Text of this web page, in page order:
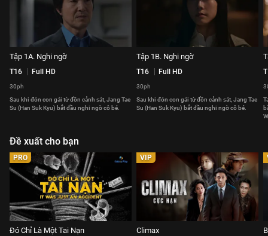
Tập 1A. Nghi ngờ
T16 Full HD
30ph
Sau khi đón con gái từ đồn cảnh sát, Jang Tae
Su (Han Suk Kyu) bắt đầu nghi ngờ cô bé.
Tập 1B. Nghi ngờ
T16 Full HD
30ph
Sau khi đón con gái từ đồn cảnh sát, Jang Tae
Su (Han Suk Kyu) bắt đầu nghi ngờ cô bé.
Đề xuất cho bạn
PRO
Đó Chỉ Là Một Tai Nạn
VIP
Climax